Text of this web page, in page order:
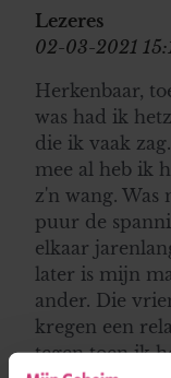
Lezeres
02-03-2021
Herkenbaar,
was had ik
die ik vaak
mee al heb ik
z'n wang. Was
puur de
elkaar
later is mijn
ander. Die
kregen een
tegen toen ik